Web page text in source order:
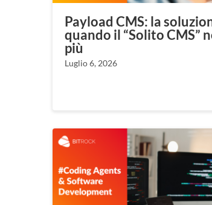
Payload CMS: la
quando il “Solito CMS”
più
Luglio 6, 2026